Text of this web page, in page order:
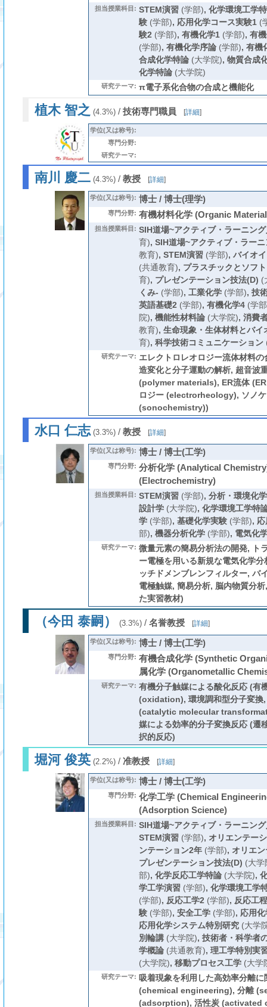
担当授業科目: STEM演習(学部), 化学環境工学
験(学部), 応用化学コース実験1(
験2 (学部), 有機化学1(学部), 有
(学部), 有機化学序論(学部), 有機
合成化学特論(大学院), 物質合成
化学特論(大学院)
研究テーマ: π電子系化合物の合成と機能化
植木 智之 (4.3%)/ 技術専門職員 [詳細]
学位(又は称号):
専門分野:
研究テーマ:
南川 慶二(4.3%)/ 教授 [詳細]
学位(又は称号): 博士 / 博士(理学)
専門分野: 有機材料化学 (Organic
担当授業科目: SIH道場~アクティブ・ラーニン
育), SIH道場~アクティブ・ラー
教育), STEM演習(学部), バイオ
(共通教育), プラスチックとソフ
育), プレゼンテーション技法(D) (
くみ- (学部), 工業化学(学部), 技
英語基礎2 (学部), 有機化学4(学
院), 機能性材料論(大学院), 消費
教育), 生命現象・生体材料とバイ
育), 科学技術コミュニケーション
研究テーマ: エレクトロレオロジー流体材料
造変化と分子運動の解析, 超音波
(polymer materials), ER流体
ロジー (electrorheology), ソノケ
(sonochemistry))
水口 仁志(3.3%)/ 教授 [詳細]
学位(又は称号): 博士 / 博士(工学)
専門分野: 分析化学 (Analytical
(Electrochemistry)
担当授業科目: STEM演習(学部), 分析・環境化
設計学(大学院), 化学環境工学特
学(学部), 基礎化学実験(学部),
部), 機器分析化学(学部), 電気化
研究テーマ: 微量元素の簡易分析法の開発, ト
ー電極を用いる新規な電気化学
ッチドメンブレンフィルター,
電極触媒, 簡易分析, 脳内物質分
た実習教材)
（今田 泰嗣） (3.3%)/ 名誉教授 [詳細]
学位(又は称号): 博士 / 博士(工学)
専門分野: 有機合成化学 (Synthetic
属化学 (Organometallic
研究テーマ: 有機分子触媒による酸化反応 (有
(oxidation), 環境調和型分子変換,
(catalytic molecular
媒による効率的分子変換反応 (遷
択的反応)
堀河 俊英(2.2%)/ 准教授 [詳細]
学位(又は称号): 博士 / 博士(工学)
専門分野: 化学工学 (Chemical
(Adsorption Science)
担当授業科目: SIH道場~アクティブ・ラーニン
STEM演習(学部), オリエンテー
ンテーション2年(学部), オリエ
プレゼンテーション技法(D) (大学
部), 化学反応工学特論(大学院),
学工学演習(学部), 化学環境工学
(学部), 反応工学2 (学部), 反応工
験(学部), 安全工学(学部), 応用
応用化学システム特別研究(大学
別輪講(大学院), 技術者・科学者
学概論(共通教育), 理工学特別実
(大学院), 移動プロセス工学(大学
研究テーマ: 吸着現象を利用した高効率分離
(chemical engineering), 分離
(adsorption), 活性炭 (activated